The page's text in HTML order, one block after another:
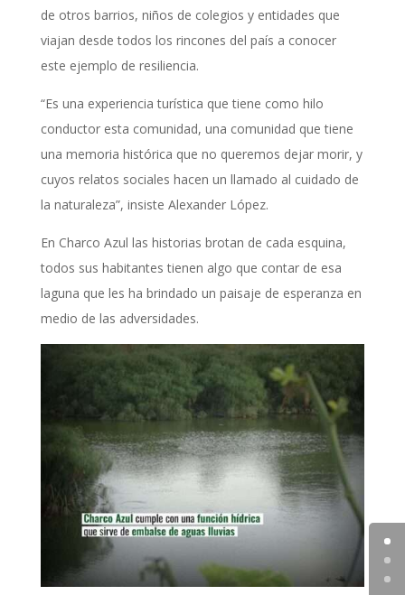
de otros barrios, niños de colegios y entidades que
viajan desde todos los rincones del país a conocer
este ejemplo de resiliencia.
“Es una experiencia turística que tiene como hilo
conductor esta comunidad, una comunidad que tiene
una memoria histórica que no queremos dejar morir, y
cuyos relatos sociales hacen un llamado al cuidado de
la naturaleza”, insiste Alexander López.
En Charco Azul las historias brotan de cada esquina,
todos sus habitantes tienen algo que contar de esa
laguna que les ha brindado un paisaje de esperanza en
medio de las adversidades.